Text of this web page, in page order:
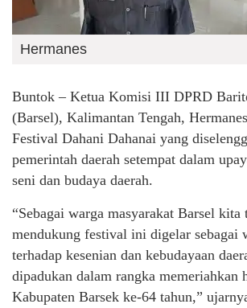
Hermanes
Buntok – Ketua Komisi III DPRD
(Barsel), Kalimantan Tengah,
Festival Dahani Dahanai yang
pemerintah daerah setempat dalam
seni dan budaya daerah.
“Sebagai warga masyarakat Barsel kita
mendukung festival ini digelar sebagai
terhadap kesenian dan kebudayaan
dipadukan dalam rangka memeriahkan
Kabupaten Barsek ke-64 tahun,”